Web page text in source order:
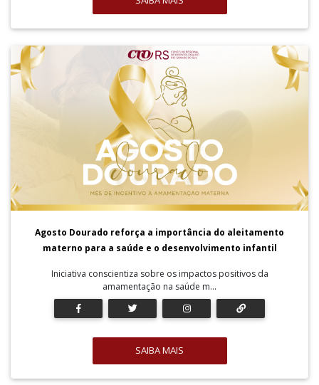
Agosto Dourado reforça a importância do aleitamento
materno para a saúde e o desenvolvimento infantil
Iniciativa conscientiza sobre os impactos positivos da
amamentação na saúde m...
SAIBA MAIS